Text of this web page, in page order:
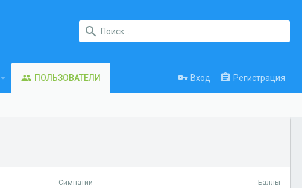
ПОЛЬЗОВАТЕЛИ Вход Регистрация
Симпатии Баллы